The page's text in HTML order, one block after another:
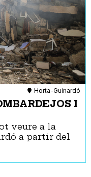
Horta-Guinardó
I
veure a la
a partir del